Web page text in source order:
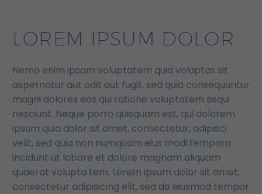
LOREM IPSUM DOLOR
Nemo enim ipsam voluptatem quia voluptas sit
aspernatur aut odit aut fugit, sed quia consequuntur
magni dolores eos qui ratione voluptatem sequi
nesciunt. Neque porro quisquam est, qui dolorem
ipsum quia dolor sit amet, consectetur, adipisci
velit, sed quia non numquam eius modi tempora
incidunt ut labore et dolore magnam aliquam
quaerat volupta tem. Lorem ipsum dolor sit amet,
consectetur adipisicing elit, sed do eiusmod tempor